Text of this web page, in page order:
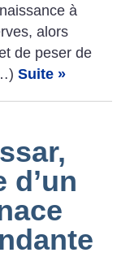
à
alors
de peser de
Suite »
d’un